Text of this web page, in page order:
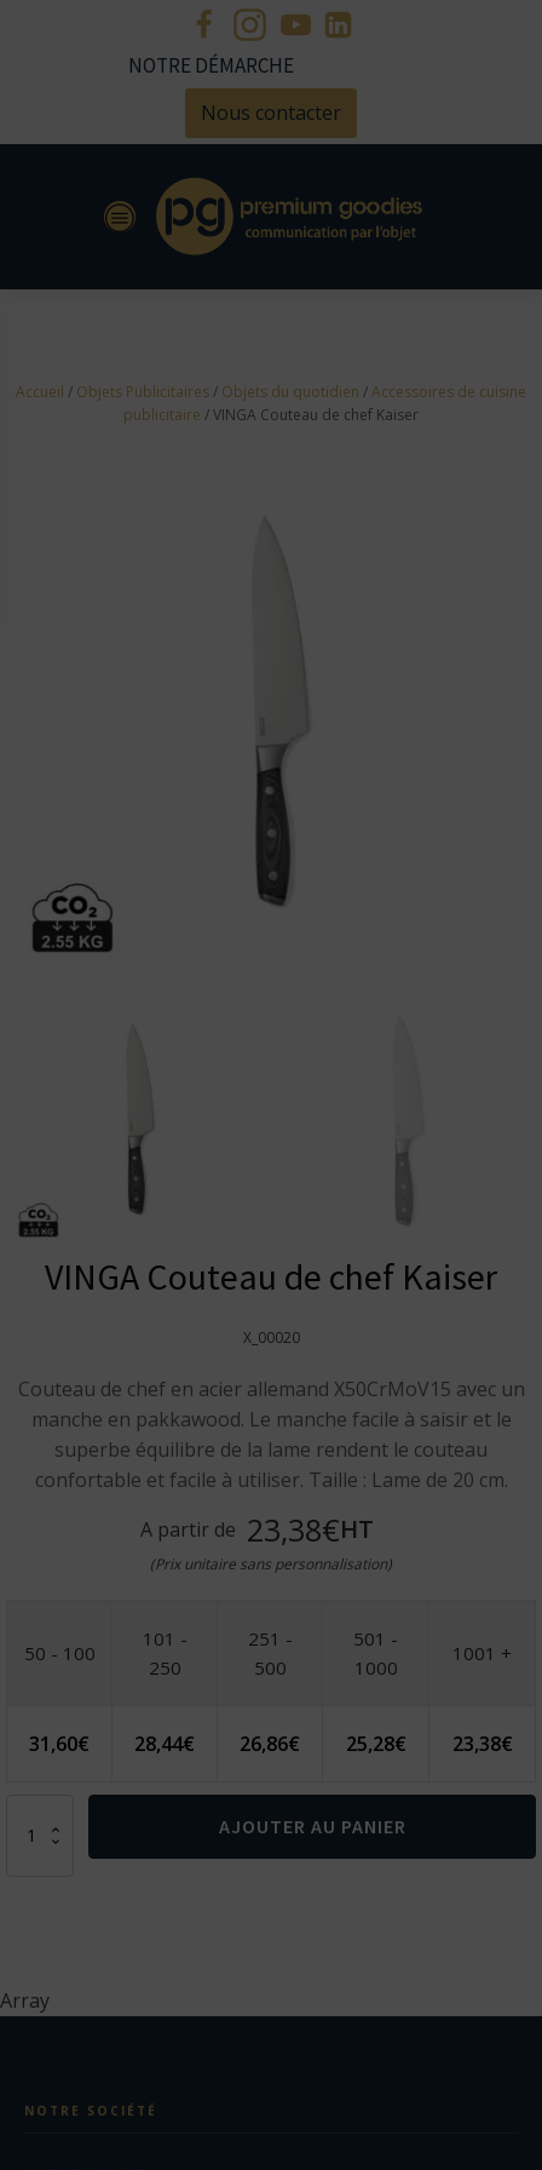
NOTRE DÉMARCHE
Nous contacter
Accueil / Objets Publicitaires/ Objets du quotidien /Accessoires de cuisine
publicitaire / VINGA Couteau de chef Kaiser
VINGA Couteau de chef Kaiser
X_00020
Couteau de chef en acier allemand X50CrMoV15 avec un
manche en pakkawood. Le manche facile à saisir et le
superbe équilibre de la lame rendent le couteau
confortable et facile à utiliser. Taille : Lame de 20 cm.
A partir de 23,38€HT
(Prix unitaire sans personnalisation)
50 - 100
101 -
250
251 -
500
501 -
1000
1001 +
31,60€ 28,44€ 26,86€ 25,28€ 23,38€
AJOUTER AU PANIER
Array
NOTRE SOCIÉTÉ